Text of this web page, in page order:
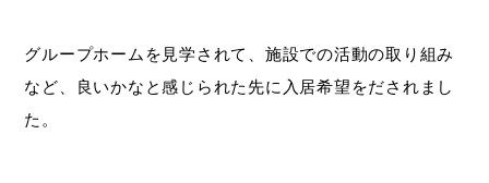
グループホームを見学されて、施設での活動の取り組み
など、良いかなと感じられた先に入居希望をだされまし
た。